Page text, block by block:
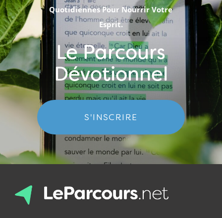
Quotidiennes Pour Nourrir Votre
Esprit.
Le Parcours
Dévotionnel
S'INSCRIRE